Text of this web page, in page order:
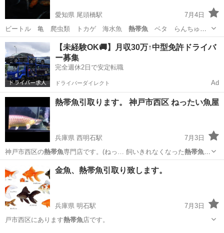
愛知県 尾頭橋駅
7月4日
ビートル 亀 爬虫類 トカゲ 海水魚 熱帯魚 ベタ らんちゅ
う 蘭鋳
愛知 名古屋市 尾頭橋駅 その他のペット メダカ
【未経験OK🚚】月収30万↑中型免許ドライバ
ー募集
完全週休2日で安定転職
ドライバーダイレクト Ad
熱帯魚引取ります。 神戸市西区 ねったい魚屋
兵庫県 西明石駅
7月3日
神戸市西区の熱帯魚専門店です。(ねっ… 飼いきれなくなった熱帯魚
不要な させて頂きます。熱帯魚、水槽の販売をして…
西明石駅 ペットショップ
金魚、熱帯魚引取り致します。
兵庫県 明石駅
7月3日
戸市西区にあります熱帯魚 店です。